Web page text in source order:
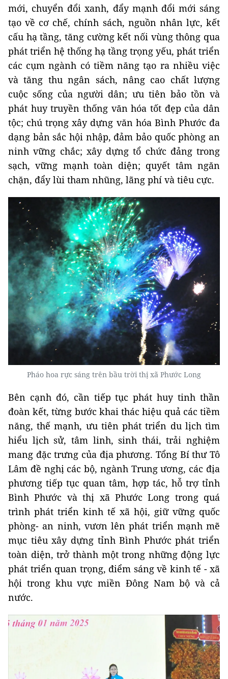
mới, chuyển đổi xanh, đẩy mạnh đổi mới sáng
tạo về cơ chế, chính sách, nguồn nhân lực, kết
cấu hạ tầng, tăng cường kết nối vùng thông qua
phát triển hệ thống hạ tầng trọng yếu, phát triển
các cụm ngành có tiềm năng tạo ra nhiều việc
và tăng thu ngân sách, nâng cao chất lượng
cuộc sống của người dân; ưu tiên bảo tồn và
phát huy truyền thống văn hóa tốt đẹp của dân
tộc; chú trọng xây dựng văn hóa Bình Phước đa
dạng bản sắc hội nhập, đảm bảo quốc phòng an
ninh vững chắc; xây dựng tổ chức đảng trong
sạch, vững mạnh toàn diện; quyết tâm ngăn
chặn, đẩy lùi tham nhũng, lãng phí và tiêu cực.
Pháo hoa rực sáng trên bầu trời thị xã Phước Long
Bên cạnh đó, cần tiếp tục phát huy tinh thần
đoàn kết, từng bước khai thác hiệu quả các tiềm
năng, thế mạnh, ưu tiên phát triển du lịch tìm
hiểu lịch sử, tâm linh, sinh thái, trải nghiệm
mang đặc trưng của địa phương. Tổng Bí thư Tô
Lâm đề nghị các bộ, ngành Trung ương, các địa
phương tiếp tục quan tâm, hợp tác, hỗ trợ tỉnh
Bình Phước và thị xã Phước Long trong quá
trình phát triển kinh tế xã hội, giữ vững quốc
phòng- an ninh, vươn lên phát triển mạnh mẽ
mục tiêu xây dựng tỉnh Bình Phước phát triển
toàn diện, trở thành một trong những động lực
phát triển quan trọng, điểm sáng về kinh tế - xã
hội trong khu vực miền Đông Nam bộ và cả
nước.